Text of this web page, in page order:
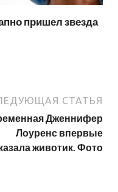
пришел звезда
СТАТЬЯ
Дженнифер
Лоуренс впервые
животик. Фото